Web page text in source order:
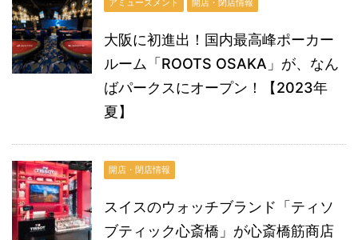
大阪に初進出！国内最高峰ポーカー
ルーム「ROOTS OSAKA」が、なん
ばパークスにオープン！【2023年
夏】
開店・閉店情報
スイスのウォッチブランド「ティソ
ブティック心斎橋」が心斎橋筋商店